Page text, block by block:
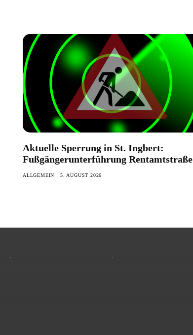
Aktuelle Sperrung in St. Ingbert:
Fußgängerunterführung Rentamtstraße
ALLGEMEIN 5. AUGUST 2026